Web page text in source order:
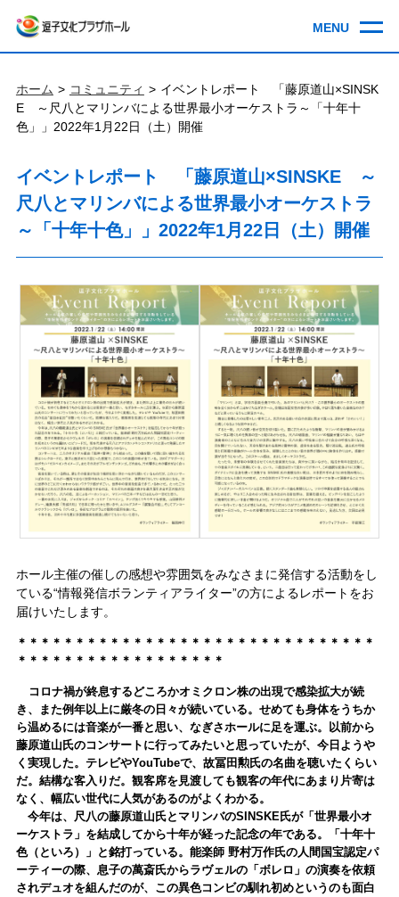
ホーム コミュニティ
イベントレポート 「藤原道山×SINSK
E ～尺八とマリンバによる世界最小オーケストラ～「十年十
色」」2022年1月22日（土）開催
イベントレポート 「藤原道山×SINSKE ～
尺八とマリンバによる世界最小オーケストラ
～「十年十色」」2022年1月22日（土）開催
ホール主催の催しの感想や雰囲気をみなさまに発信する活動をし
ている“情報発信ボランティアライター”の方によるレポートをお
届けいたします。
＊＊＊＊＊＊＊＊＊＊＊＊＊＊＊＊＊＊＊＊＊＊＊＊＊＊＊＊＊＊＊
＊＊＊＊＊＊＊＊＊＊＊＊＊＊＊＊＊＊
コロナ禍が終息するどころかオミクロン株の出現で感染拡大が続
き、また例年以上に厳冬の日々が続いている。せめても身体をうちか
ら温めるには音楽が一番と思い、なぎさホールに足を運ぶ。以前から
藤原道山氏のコンサートに行ってみたいと思っていたが、今日ようや
く実現した。テレビやYouTubeで、故冨田勲氏の名曲を聴いたくらい
だ。結構な客入りだ。観客席を見渡しても観客の年代にあまり片寄は
なく、幅広い世代に人気があるのがよくわかる。
今年は、尺八の藤原道山氏とマリンバのSINSKE氏が「世界最小オ
ーケストラ」を結成してから十年が経った記念の年である。「十年十
色（といろ）」と銘打っている。能楽師 野村万作氏の人間国宝認定パ
ーティーの際、息子の萬斎氏からラヴェルの「ボレロ」の演奏を依頼
されデュオを組んだのが、この異色コンビの馴れ初めというのも面白